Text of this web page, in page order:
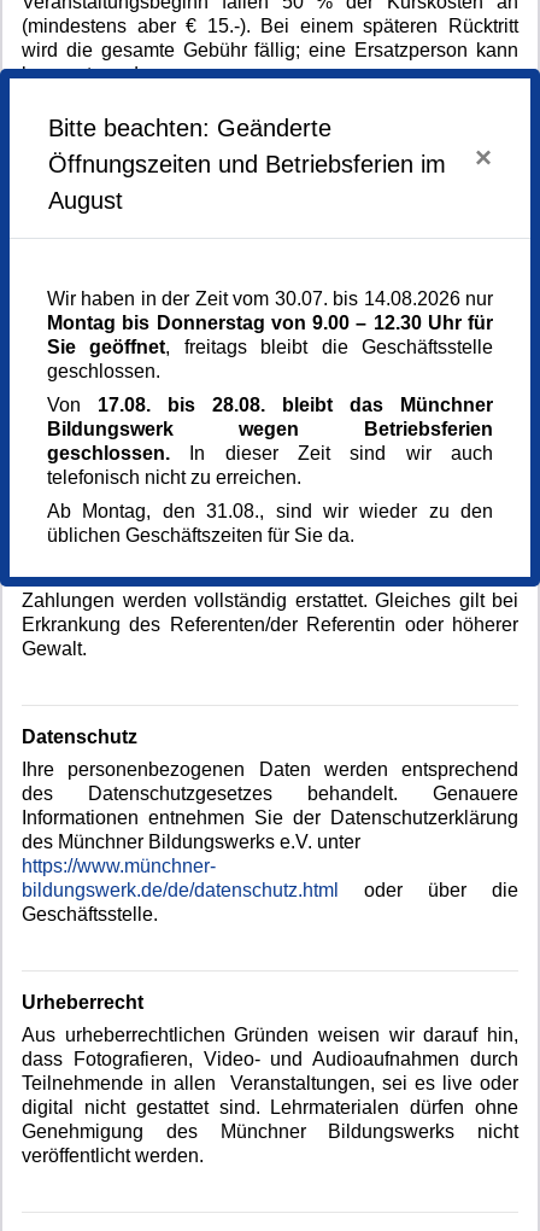
(mindestens aber € 15.-). Bei einem späteren Rücktritt
wird die gesamte Gebühr fällig; eine Ersatzperson kann
benannt werden.
stellt das jeweilige Reisebüro bzw. Tagungshaus
Bitte beachten Sie, dass für die Einhaltung der Fristen und
die Berechnung anteiliger Gebühren der
Die Rücktrittsbedingungen gelten auch im Krankheitsfall
oder aus Gründen höherer Gewalt. Wir empfehlen den
Abschluss einer Seminarversicherung.
Bei vorab gebuchten Einzelkarten ist ein Rücktritt
ausgeschlossen.
Wird bei einem Kurs die Mindestteilnehmer/-innenzahl
Recht vor, den Kurs abzusagen. Bereits geleistete
Zahlungen werden vollständig erstattet. Gleiches gilt bei
Erkrankung des Referenten/der Referentin oder höherer
Gewalt.
Datenschutz
Ihre personenbezogenen Daten werden entsprechend
des Datenschutzgesetzes behandelt. Genauere
Informationen entnehmen Sie der Datenschutzerklärung
des Münchner Bildungswerks e.V. unter
https://www.münchner-
bildungswerk.de/de/datenschutz.html
oder über die
Geschäftsstelle.
Urheberrecht
Aus urheberrechtlichen Gründen weisen wir darauf hin,
dass Fotografieren, Video- und Audioaufnahmen durch
Teilnehmende in allen Veranstaltungen, sei es live oder
digital nicht gestattet sind. Lehrmaterialen dürfen ohne
Genehmigung des Münchner Bildungswerks nicht
veröffentlicht werden.
Bitte beachten: Geänderte
Öffnungszeiten und Betriebsferien im
August
×
Wir haben in der Zeit vom 30.07. bis 14.08.2026 nur
Montag bis Donnerstag von 9.00 – 12.30 Uhr für
Sie geöffnet, freitags bleibt die Geschäftsstelle
geschlossen.
Von 17.08. bis 28.08. bleibt das Münchner
Bildungswerk wegen Betriebsferien
geschlossen. In dieser Zeit sind wir auch
telefonisch nicht zu erreichen.
Ab Montag, den 31.08., sind wir wieder zu den
üblichen Geschäftszeiten für Sie da.